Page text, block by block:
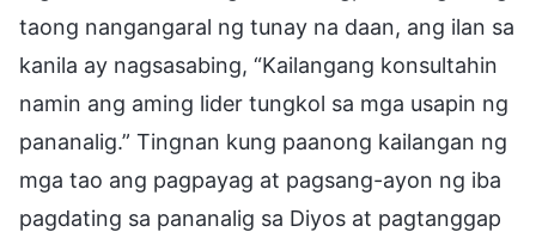
taong nangangaral ng tunay na daan, ang ilan sa
kanila ay nagsasabing, “Kailangang konsultahin
namin ang aming lider tungkol sa mga usapin ng
pananalig.” Tingnan kung paanong kailangan ng
mga tao ang pagpayag at pagsang-ayon ng iba
pagdating sa pananalig sa Diyos at pagtanggap